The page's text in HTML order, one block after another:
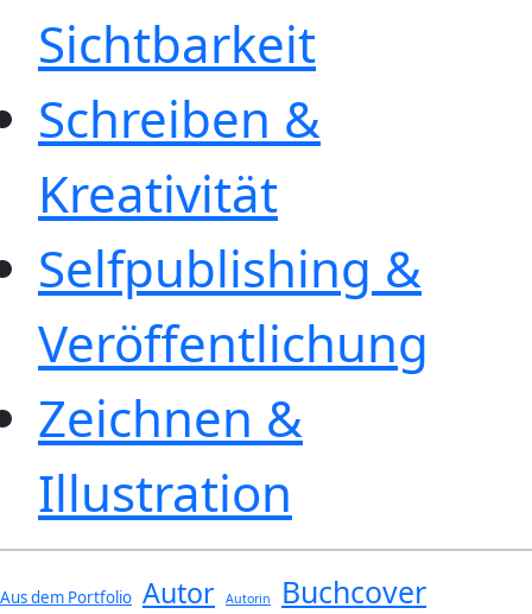
Sichtbarkeit
Schreiben &
Kreativität
Selfpublishing &
Veröffentlichung
Zeichnen &
Illustration
Aus dem Portfolio Autor Autorin Buchcover